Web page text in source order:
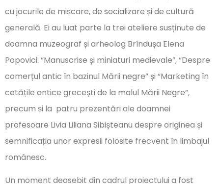
cu jocurile de mișcare, de socializare și de cultură
generală. Ei au luat parte la trei ateliere susținute de
doamna muzeograf și arheolog Brîndușa Elena
Popovici: “Manuscrise și miniaturi medievale”, “Despre
comerțul antic în bazinul Mării negre” și “Marketing în
cetățile antice grecești de la malul Mării Negre”,
precum și la patru prezentări ale doamnei
profesoare Livia Liliana Sibișteanu despre originea și
semnificația unor expresii folosite frecvent în limbajul
românesc.
Un moment deosebit din cadrul proiectului a fost